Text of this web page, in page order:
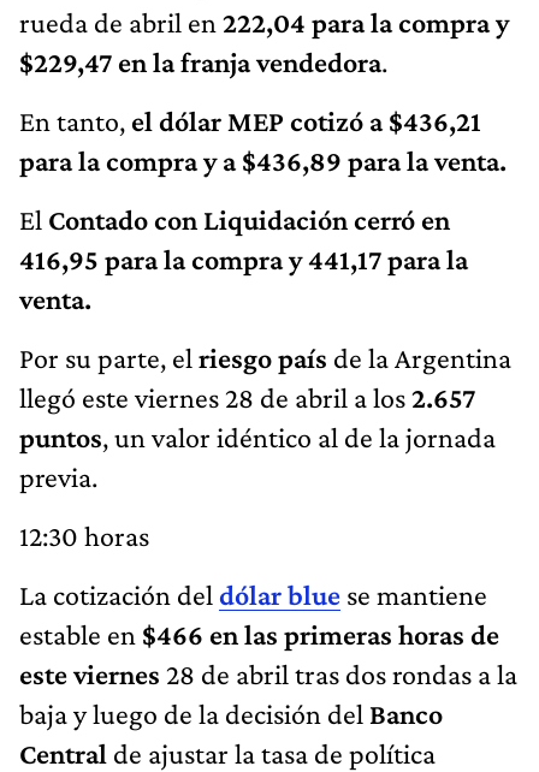
rueda de abril en 222,04 para la compra y
$229,47 en la franja vendedora.
En tanto, el dólar MEP cotizó a $436,21
para la compra y a $436,89 para la venta.
El Contado con Liquidación cerró en
416,95 para la compra y 441,17 para la
venta.
Por su parte, el riesgo país de la Argentina
llegó este viernes 28 de abril a los2.657
puntos, un valor idéntico al de la jornada
previa.
12:30 horas
La cotización del dólar blue se mantiene
estable en $466 en las primeras horas de
este viernes 28 de abril tras dos rondas a la
baja y luego de la decisión del Banco
Central de ajustar la tasa de política